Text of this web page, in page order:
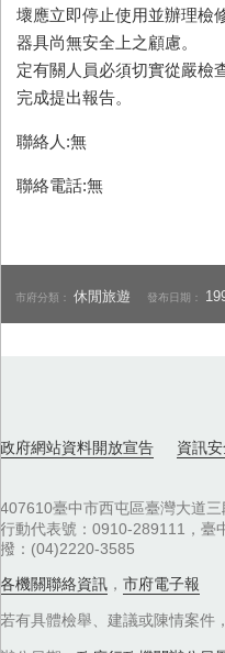
壞應立即停止使用並辦理檢
器具尚無安全上之顧慮。
定有關人員必須切實從嚴檢
完成提出報告。
聯絡人:無
聯絡電話:無
市府分類：休閒旅遊 發布日期：
政府網站資料開放宣告 資訊
407610臺中市西屯區臺灣大道
行動代表號：0910-289111，臺
撥：(04)2220-3585
各機關聯絡資訊 ， 市府電子報
若有具體檢舉、建議或陳情案件